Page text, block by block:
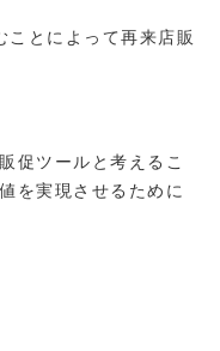
ことによって再来店販
促ツールと考えるこ
を実現させるために